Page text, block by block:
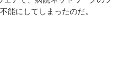
能にしてしまったのだ。